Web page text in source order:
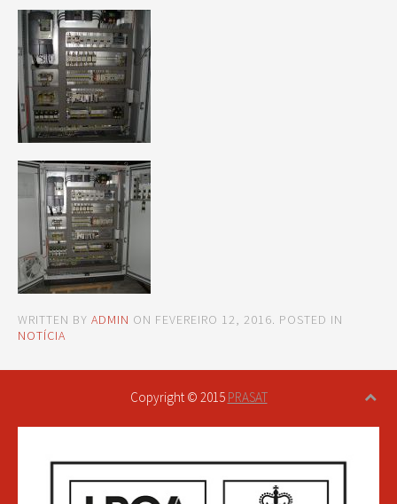
WRITTEN BY ADMIN ON FEVEREIRO 12, 2016. POSTED IN
NOTÍCIA
Copyright © 2015 PRASAT